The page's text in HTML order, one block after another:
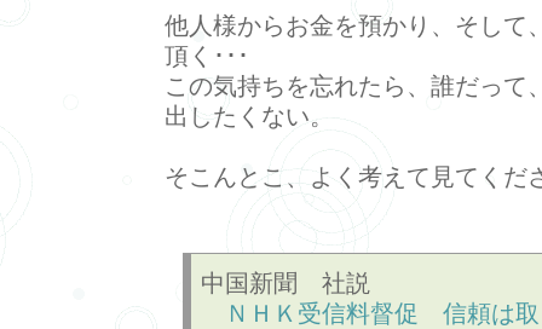
他人様からお金を預かり、そして
頂く･･･
この気持ちを忘れたら、誰だって
出したくない。
そこんとこ、よく考えて見てくだ
中国新聞 社説
ＮＨＫ受信料督促 信頼は